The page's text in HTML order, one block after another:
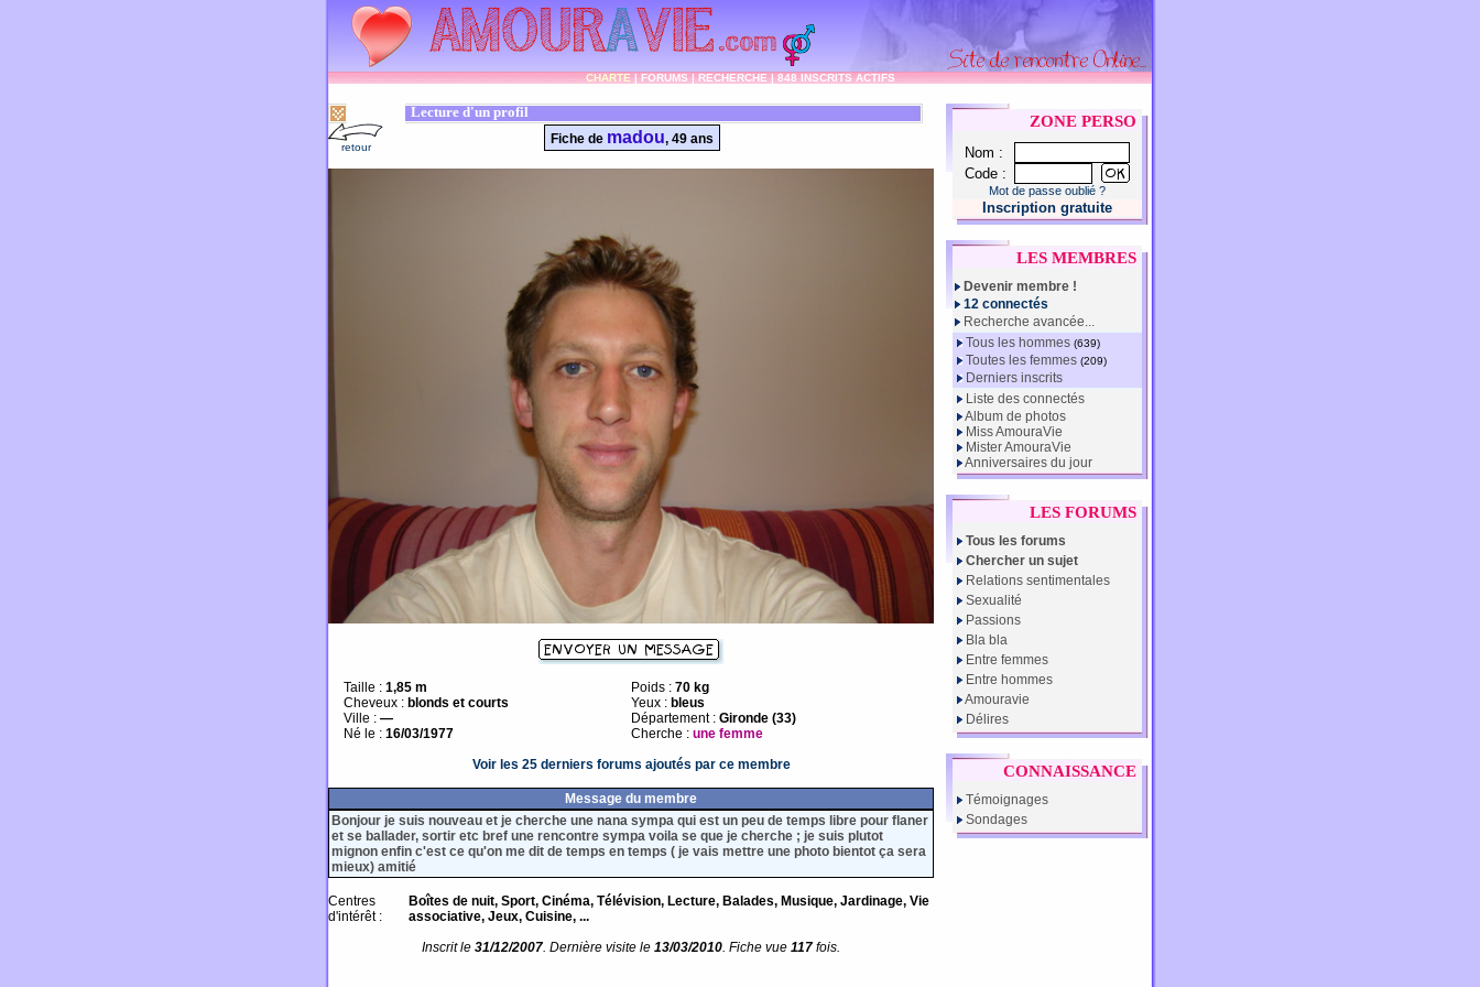
CHARTE|FORUMS|RECHERCHE|848 INSCRITS ACTIFS
Lecture d'un profil
retour
Fiche de madou, 49 ans
Taille : 1,85 m
Cheveux : blonds et courts
Ville : —
Né le : 16/03/1977
Poids : 70 kg
Yeux : bleus
Département : Gironde (33)
Cherche : une femme
Voir les 25 derniers forums ajoutés par ce membre
Message du membre
Bonjour je suis nouveau et je cherche une nana sympa qui est un peu de temps libre pour flaner
et se ballader, sortir etc bref une rencontre sympa voila se que je cherche ; je suis plutot
mignon enfin c'est ce qu'on me dit de temps en temps ( je vais mettre une photo bientot ça sera
mieux) amitié
Centres
d'intérêt :
Boîtes de nuit, Sport, Cinéma, Télévision, Lecture, Balades, Musique, Jardinage, Vie
associative, Jeux, Cuisine, ...
Inscrit le 31/12/2007. Dernière visite le 13/03/2010. Fiche vue 117 fois.
ZONE PERSO
Nom :
Code :
Mot de passe oublié ?
Inscription gratuite
LES MEMBRES
Devenir membre !
12 connectés
Recherche avancée...
Tous les hommes (639)
Toutes les femmes (209)
Derniers inscrits
Liste des connectés
Album de photos
Miss AmouraVie
Mister AmouraVie
Anniversaires du jour
LES FORUMS
Tous les forums
Chercher un sujet
Relations sentimentales
Sexualité
Passions
Bla bla
Entre femmes
Entre hommes
Amouravie
Délires
CONNAISSANCE
Témoignages
Sondages